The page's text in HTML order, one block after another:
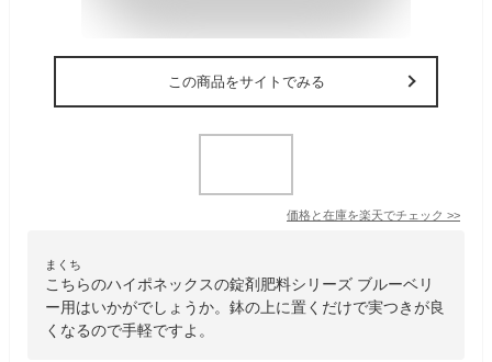
この商品をサイトでみる
価格と在庫を楽天でチェック >>
まくち
こちらのハイポネックスの錠剤肥料シリーズ ブルーベリ
ー用はいかがでしょうか。鉢の上に置くだけで実つきが良
くなるので手軽ですよ。